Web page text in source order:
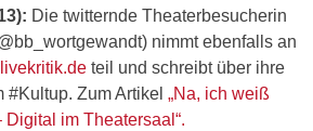
Die twitternde Theaterbesucherin
nimmt ebenfalls an
livekritik.de teil und schreibt über ihre
Zum Artikel „Na, ich weiß
im Theatersaal“.